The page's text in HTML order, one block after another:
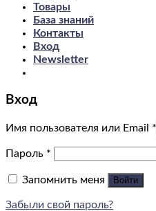
Товары
База знаний
Контакты
Вход
Newsletter
Вход
Имя пользователя или Email *
Пароль *
Запомнить меня Войти
Забыли свой пароль?